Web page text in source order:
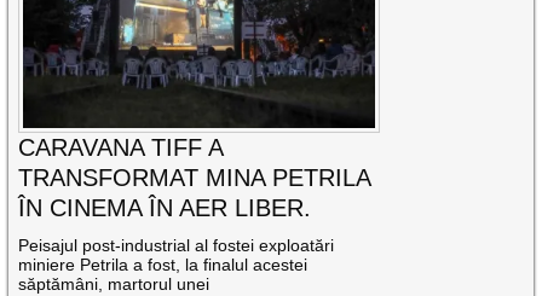
CARAVANA TIFF A
TRANSFORMAT MINA PETRILA
ÎN CINEMA ÎN AER LIBER.
Peisajul post-industrial al fostei exploatări
miniere Petrila a fost, la finalul acestei
săptămâni, martorul unei